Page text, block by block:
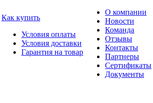
Как купить
Условия оплаты
Условия доставки
Гарантия на товар
О компании
Новости
Команда
Отзывы
Контакты
Партнеры
Сертификаты
Документы